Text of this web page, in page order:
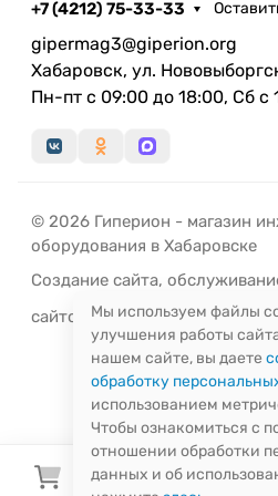
+7 (4212) 75-33-33
gipermag3@giperion.org
Хабаровск, ул.
Пн-пт с 09:00 до 18:00, Сб с
© 2026 Гиперион - магазин
оборудования в Хабаровске
Создание сайта,
сайтов
-РЭДЛАЙН
Мы используем файлы
улучшения работы
нашем сайте, вы даете
обработку
использованием
Чтобы ознакомиться с
отношении обработки
данных и об